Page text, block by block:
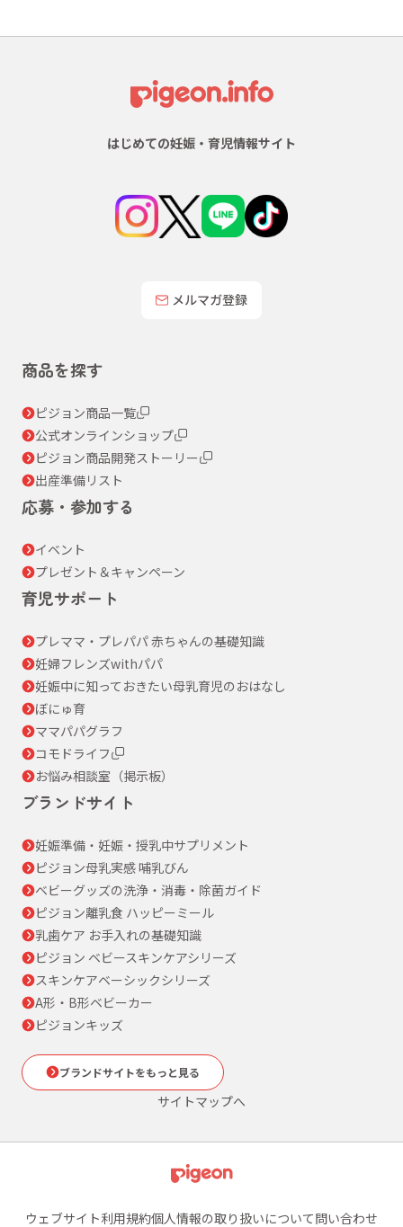
はじめての妊娠・育児情報サイト
メルマガ登録
商品を探す
ピジョン商品一覧
公式オンラインショップ
ピジョン商品開発ストーリー
出産準備リスト
応募・参加する
イベント
プレゼント＆キャンペーン
育児サポート
プレママ・プレパパ 赤ちゃんの基礎知識
妊婦フレンズwithパパ
妊娠中に知っておきたい母乳育児のおはなし
ぼにゅ育
ママパパグラフ
コモドライフ
お悩み相談室（掲示板）
ブランドサイト
妊娠準備・妊娠・授乳中サプリメント
ピジョン母乳実感 哺乳びん
ベビーグッズの洗浄・消毒・除菌ガイド
ピジョン離乳食 ハッピーミール
乳歯ケア お手入れの基礎知識
ピジョン ベビースキンケアシリーズ
スキンケアベーシックシリーズ
A形・B形ベビーカー
ピジョンキッズ
ブランドサイトをもっと見る
サイトマップへ
ウェブサイト利用規約個人情報の取り扱いについて問い合わせ